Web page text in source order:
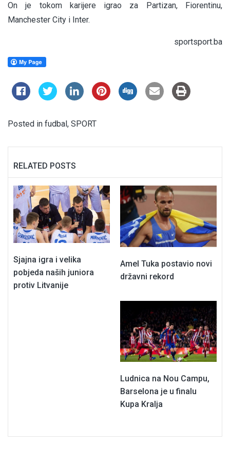
On je tokom karijere igrao za Partizan, Fiorentinu,
Manchester City i Inter.
sportsport.ba
Posted in fudbal , SPORT
RELATED POSTS
Sjajna igra i velika
pobjeda naših juniora
protiv Litvanije
Amel Tuka postavio novi
državni rekord
Ludnica na Nou Campu,
Barselona je u finalu
Kupa Kralja